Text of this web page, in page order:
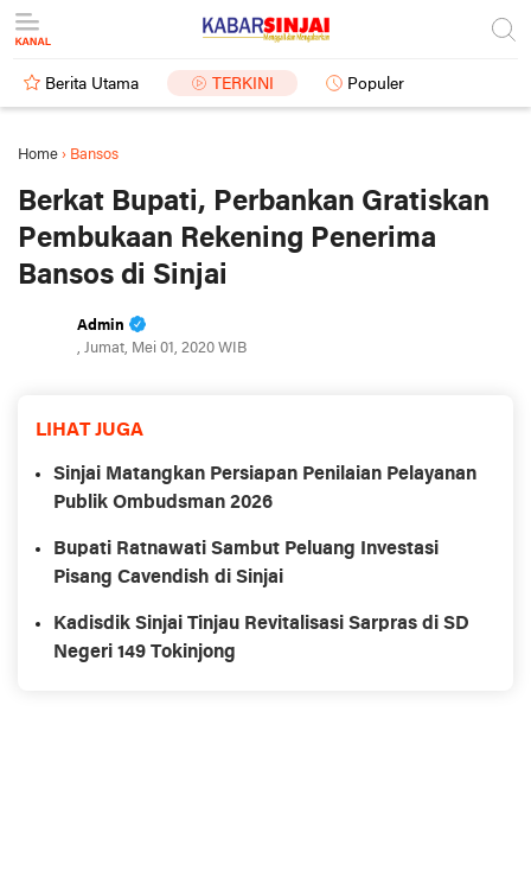
Berita Utama TERKINI Populer
Home › Bansos
Berkat Bupati, Perbankan Gratiskan
Pembukaan Rekening Penerima
Bansos di Sinjai
Admin
, Jumat, Mei 01, 2020 WIB
LIHAT JUGA
Sinjai Matangkan Persiapan Penilaian Pelayanan
Publik Ombudsman 2026
Bupati Ratnawati Sambut Peluang Investasi
Pisang Cavendish di Sinjai
Kadisdik Sinjai Tinjau Revitalisasi Sarpras di SD
Negeri 149 Tokinjong